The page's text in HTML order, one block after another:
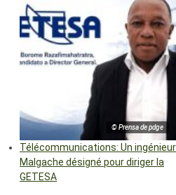
© Prensa de pdge
Télécommunications: Un ingénieur
Malgache désigné pour diriger la
GETESA